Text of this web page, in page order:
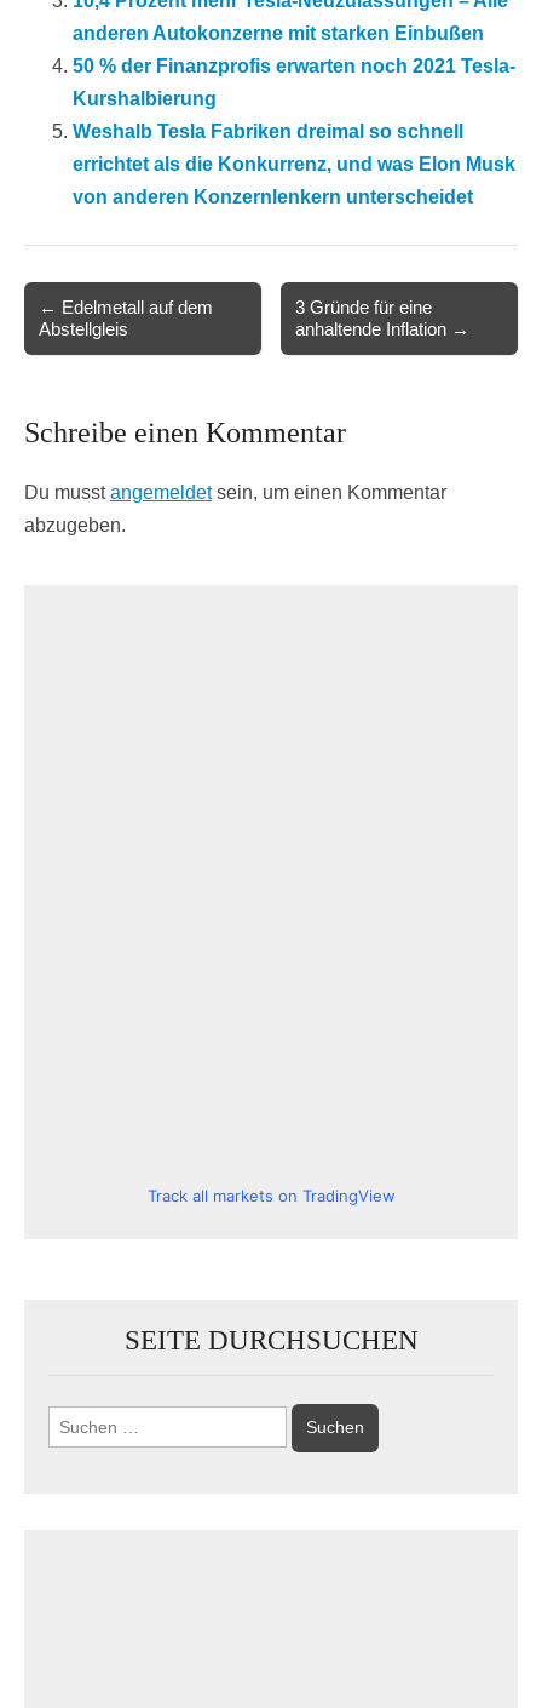
anderen Autokonzerne mit starken Einbußen
50 % der Finanzprofis erwarten noch 2021 Tesla-
Kurshalbierung
Weshalb Tesla Fabriken dreimal so schnell
errichtet als die Konkurrenz, und was Elon Musk
von anderen Konzernlenkern unterscheidet
navigation
← Edelmetall auf dem
Abstellgleis
3 Gründe für eine
anhaltende Inflation →
Schreibe einen Kommentar
Du musstangemeldetsein, um einen Kommentar
abzugeben.
Track all markets on TradingView
SEITE DURCHSUCHEN
Suchen
nach: